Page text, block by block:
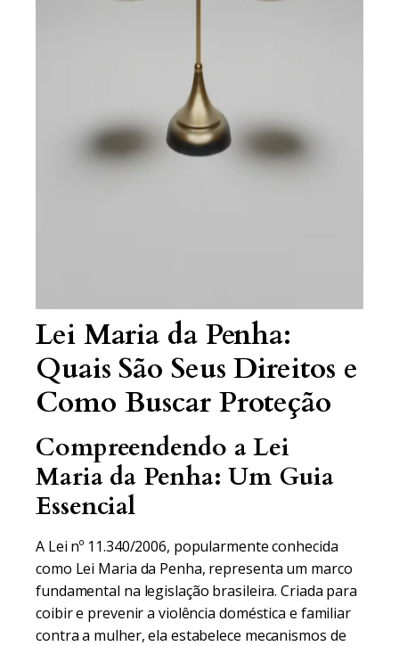
Lei Maria da Penha:
Quais São Seus Direitos e
Como Buscar Proteção
Compreendendo a Lei
Maria da Penha: Um Guia
Essencial
A Lei nº 11.340/2006, popularmente conhecida
como Lei Maria da Penha, representa um marco
fundamental na legislação brasileira. Criada para
coibir e prevenir a violência doméstica e familiar
contra a mulher, ela estabelece mecanismos de